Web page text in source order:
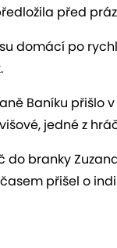
před
domácí po
Baníku přišlo
jedné z
branky
přišel o